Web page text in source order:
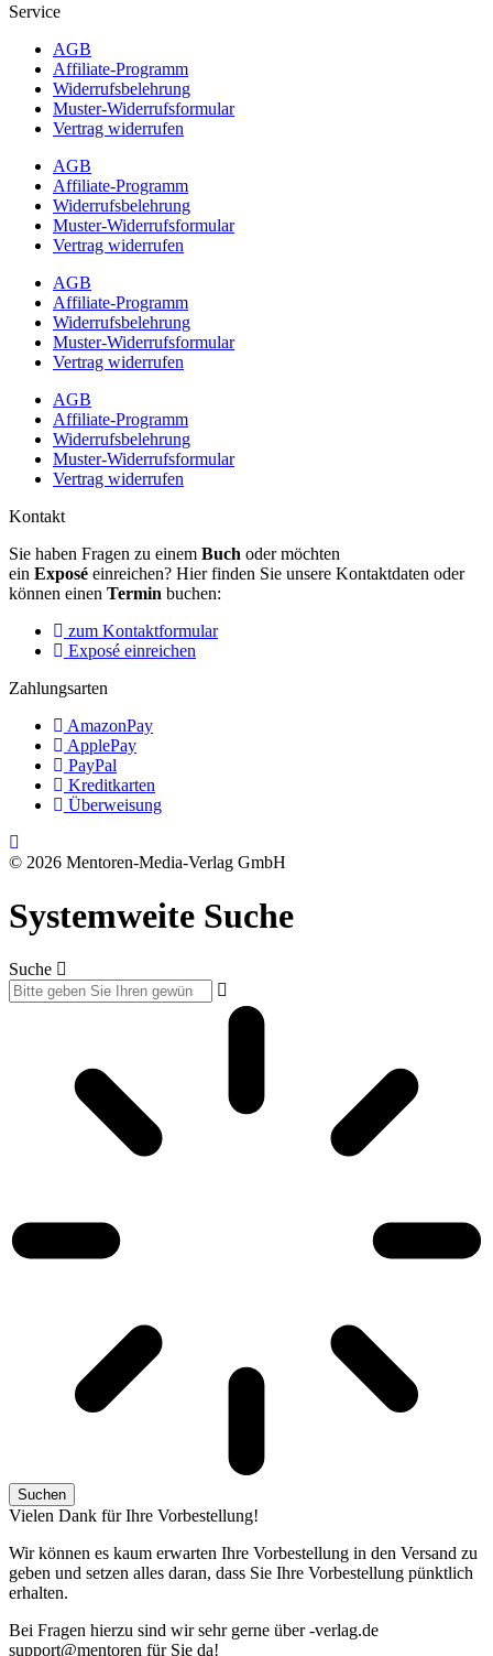
Service
AGB
Affiliate-Programm
Widerrufsbelehrung
Muster-Widerrufsformular
Vertrag widerrufen
AGB
Affiliate-Programm
Widerrufsbelehrung
Muster-Widerrufsformular
Vertrag widerrufen
AGB
Affiliate-Programm
Widerrufsbelehrung
Muster-Widerrufsformular
Vertrag widerrufen
AGB
Affiliate-Programm
Widerrufsbelehrung
Muster-Widerrufsformular
Vertrag widerrufen
Kontakt
Sie haben Fragen zu einem Buch oder möchten
ein Exposé einreichen? Hier finden Sie unsere Kontaktdaten oder
können einen Termin buchen:
zum Kontaktformular
Exposé einreichen
Zahlungsarten
AmazonPay
ApplePay
PayPal
Kreditkarten
Überweisung
© 2026 Mentoren-Media-Verlag GmbH
Systemweite Suche
Suche
Suchen
Vielen Dank für Ihre Vorbestellung!
Wir können es kaum erwarten Ihre Vorbestellung in den Versand zu
geben und setzen alles daran, dass Sie Ihre Vorbestellung pünktlich
erhalten.
Bei Fragen hierzu sind wir sehr gerne übered.galrev-
nerotnem
@troppus für Sie da!